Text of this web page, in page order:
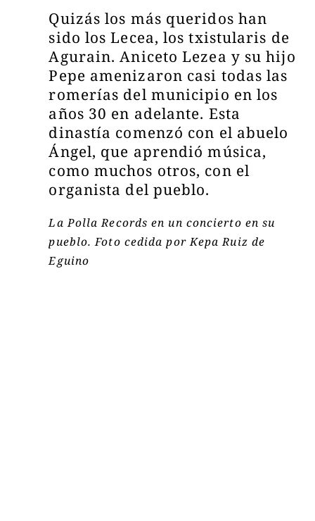
Quizás los más queridos han
sido los Lecea, los txistularis de
Agurain. Aniceto Lezea y su hijo
Pepe amenizaron casi todas las
romerías del municipio en los
años 30 en adelante. Esta
dinastía comenzó con el abuelo
Ángel, que aprendió música,
como muchos otros, con el
organista del pueblo.
La Polla Records en un concierto en su
pueblo. Foto cedida por Kepa Ruiz de
Eguino